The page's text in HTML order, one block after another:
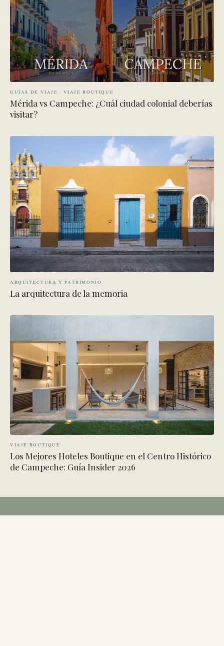
GUÍAS DE VIAJE · VIAJE BOUTIQUE
Mérida vs Campeche: ¿Cuál ciudad colonial deberías
visitar?
ARQUITECTURA Y PATRIMONIO
La arquitectura de la memoria
VIAJE BOUTIQUE
Los Mejores Hoteles Boutique en el Centro Histórico
de Campeche: Guía Insider 2026